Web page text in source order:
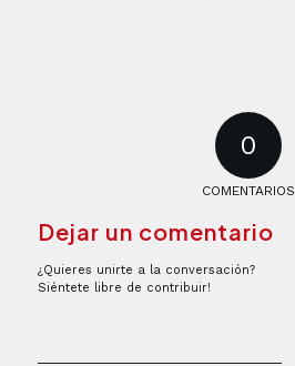
0
COMENTARIOS
Dejar un comentario
¿Quieres unirte a la conversación?
Siéntete libre de contribuir!